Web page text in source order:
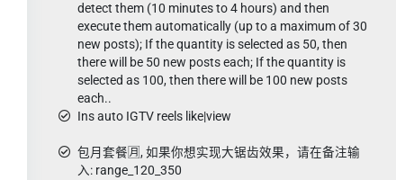
detect them (10 minutes to 4 hours) and then
execute them automatically (up to a maximum of 30
new posts); If the quantity is selected as 50, then
there will be 50 new posts each; If the quantity is
selected as 100, then there will be 100 new posts
each..
Ins auto IGTV reels like|view
包月套餐🈷️, 如果你想实现大锯齿效果，请在备注输
入: range_120_350